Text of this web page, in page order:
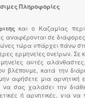
Πληροφορίες
και ο Καζαμίας
αναφέρονται σε
τώρα υπάρχει πάνω
ερμηνείες ονείρων.
αυτές
βλέπουμε, κατά την
αφήσετε μια αρνητική
να σας χαλάσει την
ή αρνητικές, για